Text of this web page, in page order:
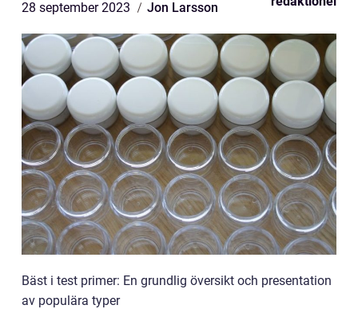
28 september 2023 Jon Larsson
Bäst i test primer: En grundlig översikt och presentation
av populära typer